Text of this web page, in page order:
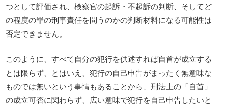
つとして評価され、検察官の起訴・不起訴の判断、そしてど
の程度の罪の刑事責任を問うのかの判断材料になる可能性は
否定できません。
このように、すべて自分の犯行を供述すれば自首が成立する
とは限らず、とはいえ、犯行の自己申告がまったく無意味な
ものでは無いという事情もあることから、刑法上の「自首」
の成立可否に関わらず、広い意味で犯行を自己申告したいと